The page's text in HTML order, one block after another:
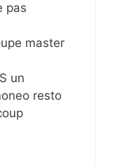
pas
master
un
resto